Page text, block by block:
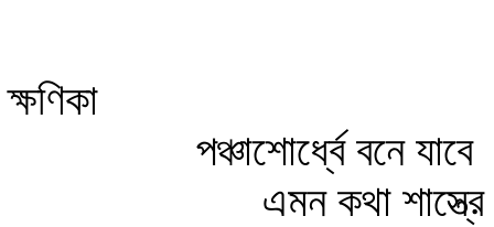
ক্ষণিকা
পঞ্চাশোর্ধ্বে বনে যাবে
এমন কথা